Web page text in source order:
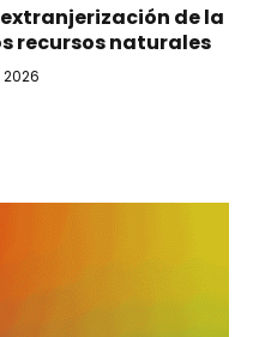
de la
recursos naturales